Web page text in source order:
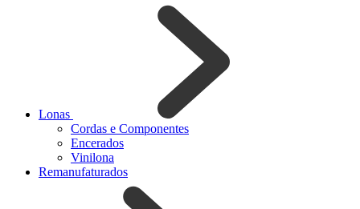
Lonas
Cordas e Componentes
Encerados
Vinilona
Remanufaturados